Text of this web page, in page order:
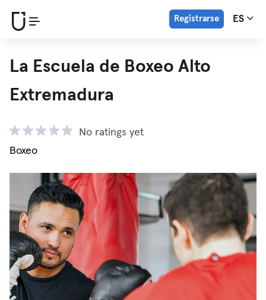
Registrarse ES
La Escuela de Boxeo Alto
Extremadura
No ratings yet
Boxeo